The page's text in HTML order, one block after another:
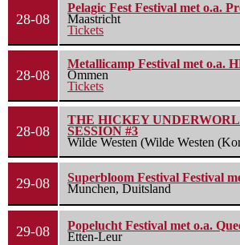
28-08
Pelagic Fest Festival met o.a.
Maastricht
Tickets
28-08
Metallicamp Festival met o.a.
Ommen
Tickets
28-08
THE HICKEY
SESSION #3
Wilde Westen (Wilde Westen
29-08
Superbloom Festival Festival
Munchen, Duitsland
29-08
Popelucht Festival met o.a.
Etten-Leur